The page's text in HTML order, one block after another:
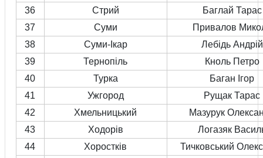
36
Стрий
Баглай Тарас
37
Суми
Привалов
38
Суми-Ікар
Лебідь Андрій
39
Тернопіль
Кноль Петро
40
Турка
Баган Ігор
41
Ужгород
Рущак Тарас
42
Хмельницький
Мазурук
43
Ходорів
Логазяк
44
Хоростків
Тичковський